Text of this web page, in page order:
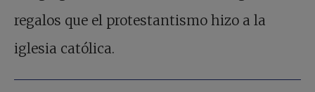
regalos que el protestantismo hizo a la
iglesia católica.